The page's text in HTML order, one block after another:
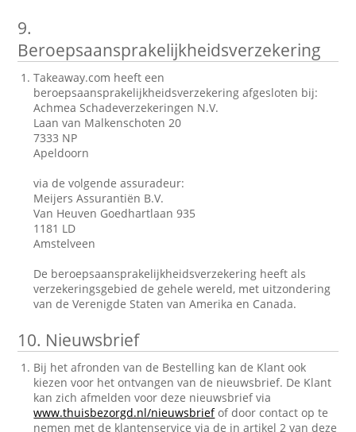
9.
Beroepsaansprakelijkheidsverzekering
Takeaway.com heeft een
beroepsaansprakelijkheidsverzekering afgesloten bij:
Achmea Schadeverzekeringen N.V.
Laan van Malkenschoten 20
7333 NP
Apeldoorn
via de volgende assuradeur:
Meijers Assurantiën B.V.
Van Heuven Goedhartlaan 935
1181 LD
Amstelveen
De beroepsaansprakelijkheidsverzekering heeft als
verzekeringsgebied de gehele wereld, met uitzondering
van de Verenigde Staten van Amerika en Canada.
10. Nieuwsbrief
Bij het afronden van de Bestelling kan de Klant ook
kiezen voor het ontvangen van de nieuwsbrief. De Klant
kan zich afmelden voor deze nieuwsbrief via
www.thuisbezorgd.nl/nieuwsbriefof door contact op te
nemen met de klantenservice via de in artikel 2 van deze